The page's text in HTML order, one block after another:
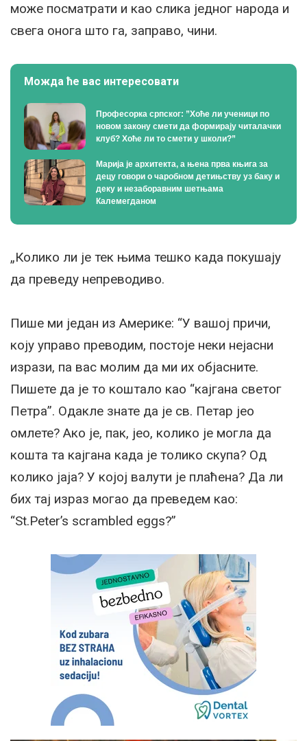
може посматрати и као слика једног народа и
свега онога што га, заправо, чини.
Можда ће вас интересовати
Професорка српског: ”Хоће ли ученици по
новом закону смети да формирају читалачки
клуб? Хоће ли то смети у школи?”
Марија је архитекта, а њена прва књига за
децу говори о чаробном детињству уз баку и
деку и незаборавним шетњама
Калемегданом
„Колико ли је тек њима тешко када покушају
да преведу непреводиво.
Пише ми један из Америке: “У вашој причи,
коју управо преводим, постоје неки нејасни
изрази, па вас молим да ми их објасните.
Пишете да је то коштало као “кајгана светог
Петра”. Одакле знате да је св. Петар јео
омлете? Ако је, пак, јео, колико је могла да
кошта та кајгана када је толико скупа? Од
колико јаја? У којој валути је плаћена? Да ли
бих тај израз могао да преведем као:
“St.Peter’s scrambled eggs?”